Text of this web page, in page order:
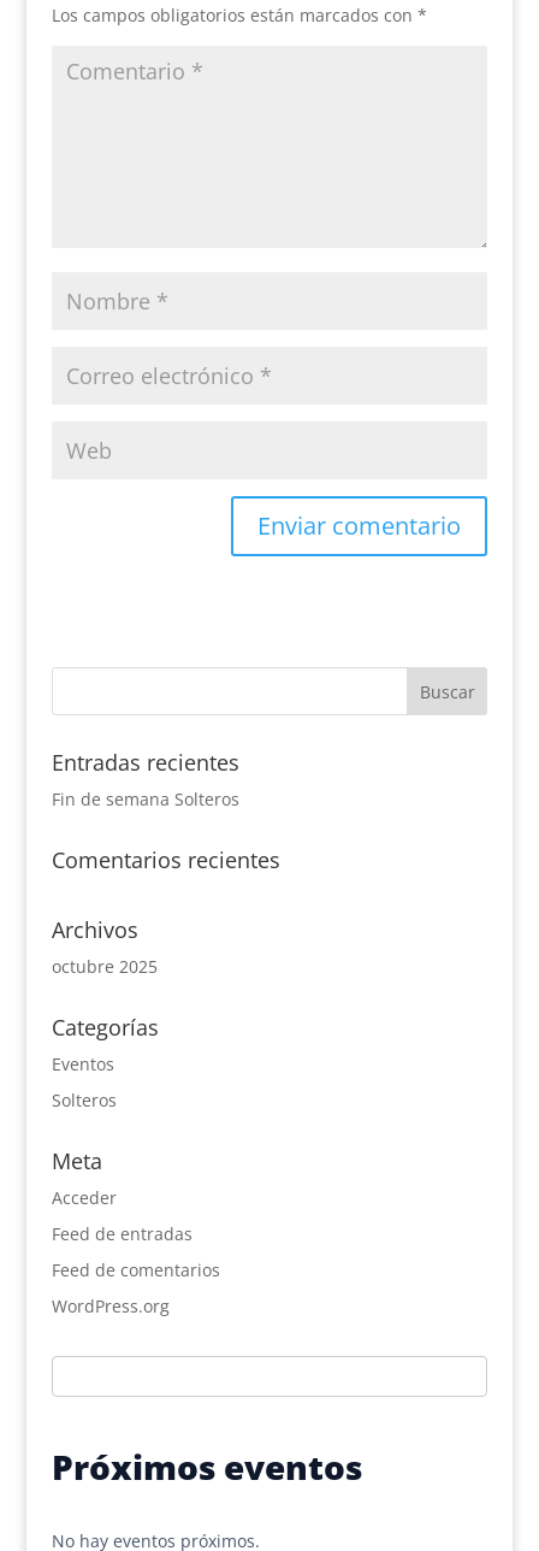
Los campos obligatorios están marcados con *
Entradas recientes
Fin de semana Solteros
Comentarios recientes
Archivos
octubre 2025
Categorías
Eventos
Solteros
Meta
Acceder
Feed de entradas
Feed de comentarios
WordPress.org
Próximos eventos
No hay eventos próximos.